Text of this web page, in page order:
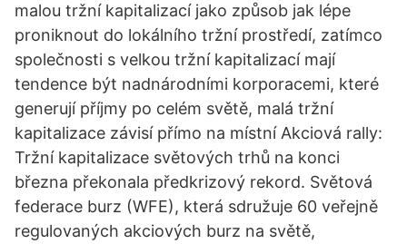
malou tržní kapitalizací jako způsob jak lépe
proniknout do lokálního tržní prostředí, zatímco
společnosti s velkou tržní kapitalizací mají
tendence být nadnárodními korporacemi, které
generují příjmy po celém světě, malá tržní
kapitalizace závisí přímo na místní Akciová rally:
Tržní kapitalizace světových trhů na konci
března překonala předkrizový rekord. Světová
federace burz (WFE), která sdružuje 60 veřejně
regulovaných akciových burz na světě,